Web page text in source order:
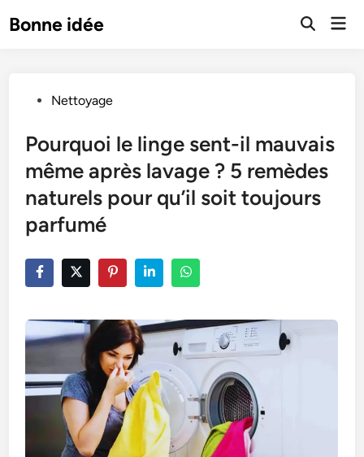
toBonne idée
Open
PostedNettoyage
Pourquoi le linge sent-il mauvais
même après lavage ? 5 remèdes
naturels pour qu’il soit toujours
parfumé